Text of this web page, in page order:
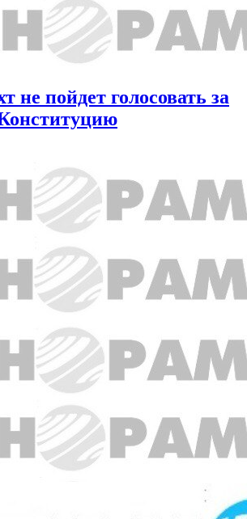
не пойдет голосовать за